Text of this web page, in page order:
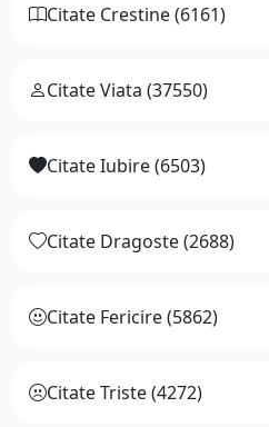
Citate Crestine (6161)
Citate Viata (37550)
Citate Iubire (6503)
Citate Dragoste (2688)
Citate Fericire (5862)
Citate Triste (4272)